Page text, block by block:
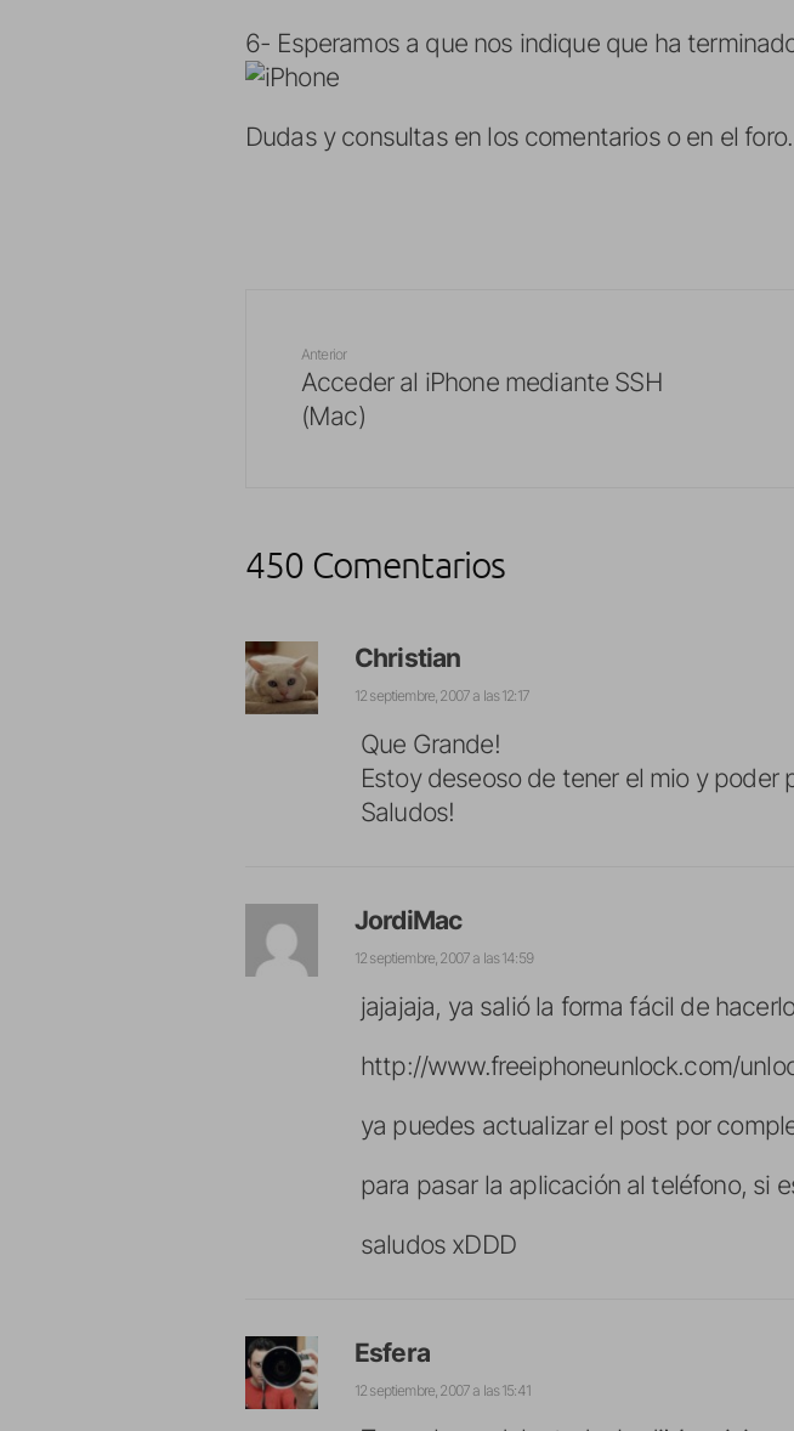
6- Esperamos a que nos indique que ha
Dudas y consultas en los comentarios o en el foro.
Anterior
Acceder al iPhone mediante SSH
(Mac)
450 Comentarios
Christian
12 septiembre, 2007 a las 12:17
Que Grande!
Estoy deseoso de tener el mio y poder
Saludos!
JordiMac
12 septiembre, 2007 a las 14:59
jajajaja, ya salió la forma fácil de
http://www.freeiphoneunlock.com/
ya puedes actualizar el post por
para pasar la aplicación al teléfono, si
saludos xDDD
Esfera
12 septiembre, 2007 a las 15:41